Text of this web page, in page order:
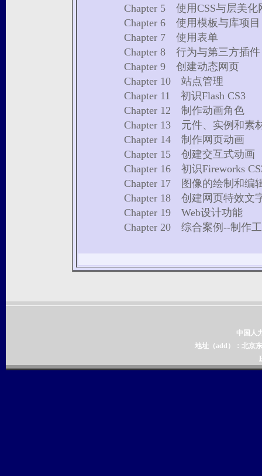
Chapter 5 使用CSS与层美化
Chapter 6 使用模板与库项
Chapter 7 使用表单
Chapter 8 行为与第三方插件
Chapter 9 创建动态网页
Chapter 10 站点管理
Chapter 11 初识Flash CS3
Chapter 12 制作动画角色
Chapter 13 元件、实例和素
Chapter 14 制作网页动画
Chapter 15 创建交互式动画
Chapter 16 初识Fireworks
Chapter 17 图像的绘制和编
Chapter 18 创建网页特效文
Chapter 19 Web设计功能
Chapter 20 综合案例--制作
中国人
地址（add）：北京